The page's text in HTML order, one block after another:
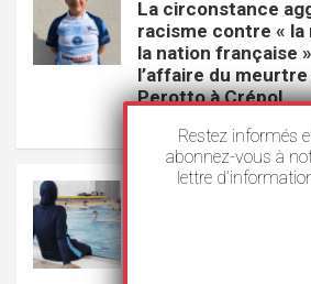
La circonstance
racisme contre «
la nation française
l’affaire du
Perotto à Crépol
Rédaction
Le Conseil d’État
suspend
dans les piscines
Restez informés
abonnez-vous à
lettre